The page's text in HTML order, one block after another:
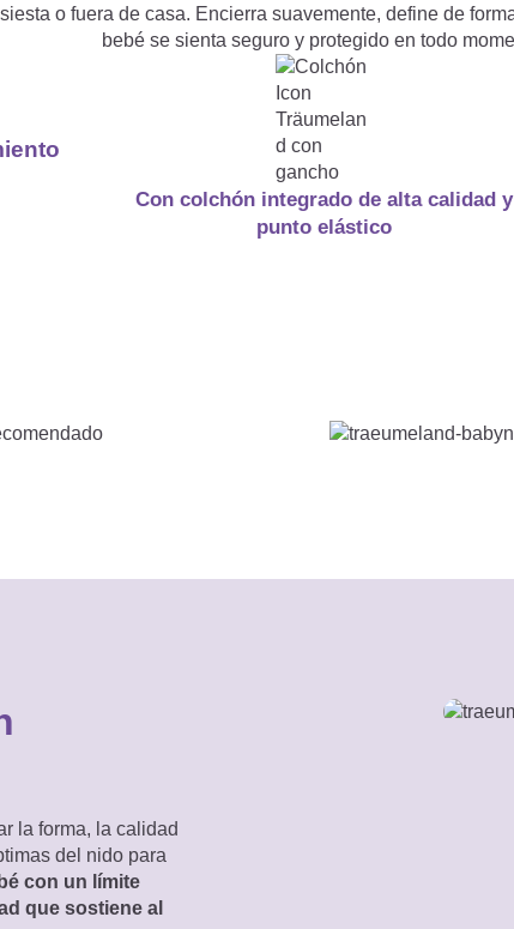
o fuera de casa. Encierra suavemente, define de
bebé se sienta seguro y protegido en todo
Con colchón integrado de alta calidad y
punto elástico
la forma, la calidad
del nido para
con un límite
que sostiene al